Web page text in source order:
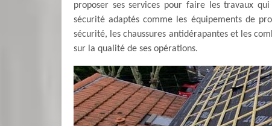
proposer ses services pour faire les travaux
sécurité adaptés comme les équipements de
sécurité, les chaussures antidérapantes et les
sur la qualité de ses opérations.